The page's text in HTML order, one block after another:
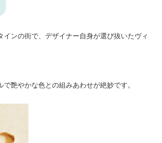
ンの街で、デザイナー自身が選び抜いたヴィ
艶やかな色との組みあわせが絶妙です。